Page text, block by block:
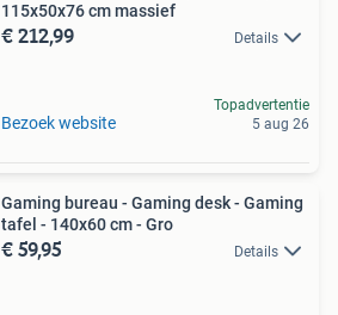
115x50x76 cm massief
€ 212,99 Details
Bezoek website
Topadvertentie
5 aug 26
Gaming bureau - Gaming desk - Gaming
tafel - 140x60 cm - Gro
€ 59,95 Details